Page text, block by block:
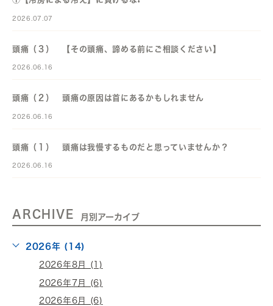
2026.07.07
頭痛（３） 【その頭痛、諦める前にご相談ください】
2026.06.16
頭痛（２） 頭痛の原因は首にあるかもしれません
2026.06.16
頭痛（１） 頭痛は我慢するものだと思っていませんか？
2026.06.16
ARCHIVE 月別アーカイブ
2026年 (14)
2026年8月 (1)
2026年7月 (6)
2026年6月 (6)